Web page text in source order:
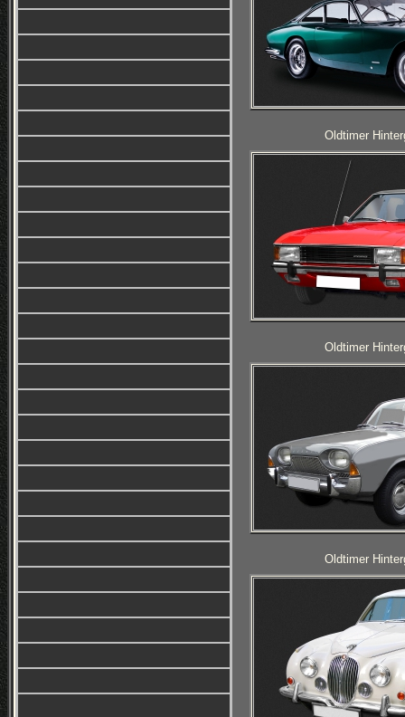
Oldtimer
Oldtimer
Oldtimer